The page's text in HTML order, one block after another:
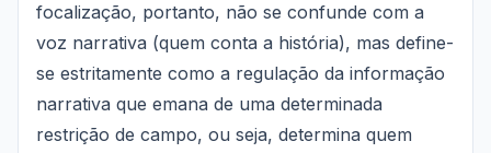
focalização, portanto, não se confunde com a
voz narrativa (quem conta a história), mas define-
se estritamente como a regulação da informação
narrativa que emana de uma determinada
restrição de campo, ou seja, determina quem